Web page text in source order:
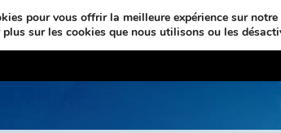
Taxi Courchevel Transfert
pour vous offrir la meilleure expérience sur notre
sur les cookies que nous utilisons ou les